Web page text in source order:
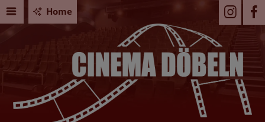
Home